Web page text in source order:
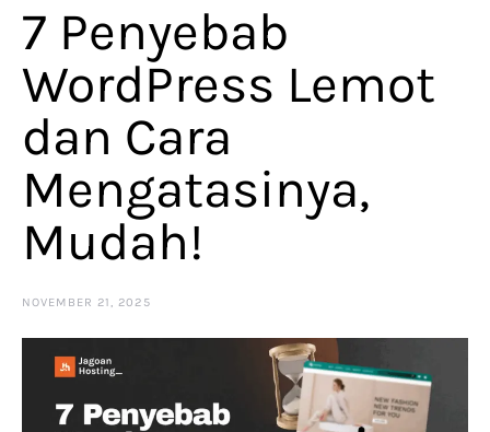
7 Penyebab
WordPress Lemot
dan Cara
Mengatasinya,
Mudah!
NOVEMBER 21, 2025